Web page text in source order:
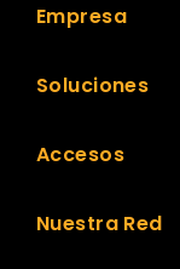
Empresa
Soluciones
Accesos
Nuestra Red